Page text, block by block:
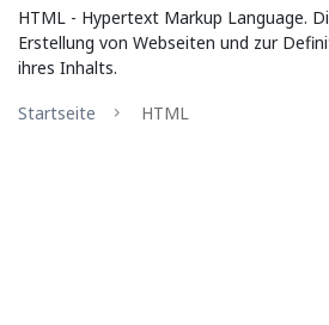
HTML - Hypertext Markup Language.
Erstellung von Webseiten und zur
ihres Inhalts.
Startseite
HTML